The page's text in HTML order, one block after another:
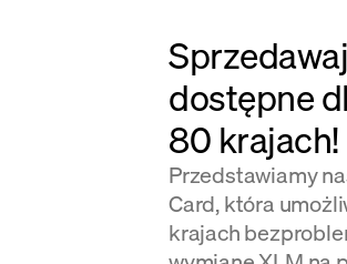
dostępne
80 krajach!
Przedstawiamy
Card, która
krajach